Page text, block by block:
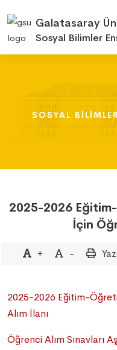
Galatasaray
Sosyal Bilimler
SOSYAL
SOSYAL
SOSYAL
2025-2026 Eğitim-
İçin
+ -
2025-2026 Eğitim-
Alım İlanı
Öğrenci Alım Sınavları